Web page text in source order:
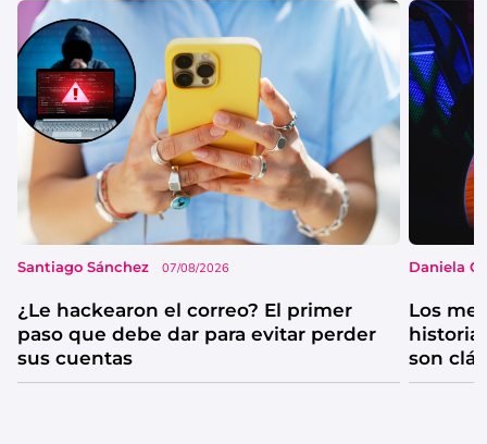
Santiago Sánchez 07/08/2026
¿Le hackearon el correo? El primer
paso que debe dar para evitar perder
sus cuentas
Daniela
Los
historia
son